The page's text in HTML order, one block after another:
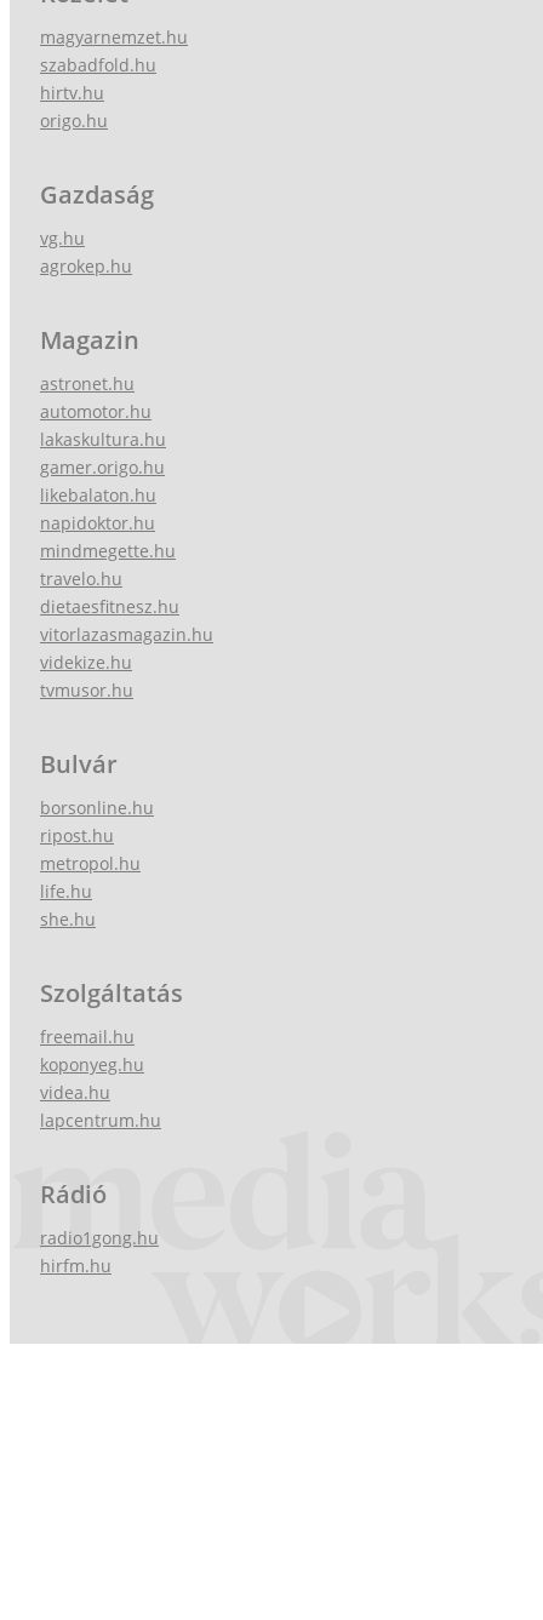
magyarnemzet.hu
szabadfold.hu
hirtv.hu
origo.hu
Gazdaság
vg.hu
agrokep.hu
Magazin
astronet.hu
automotor.hu
lakaskultura.hu
gamer.origo.hu
likebalaton.hu
napidoktor.hu
mindmegette.hu
travelo.hu
dietaesfitnesz.hu
vitorlazasmagazin.hu
videkize.hu
tvmusor.hu
Bulvár
borsonline.hu
ripost.hu
metropol.hu
life.hu
she.hu
Szolgáltatás
freemail.hu
koponyeg.hu
videa.hu
lapcentrum.hu
Rádió
radio1gong.hu
hirfm.hu